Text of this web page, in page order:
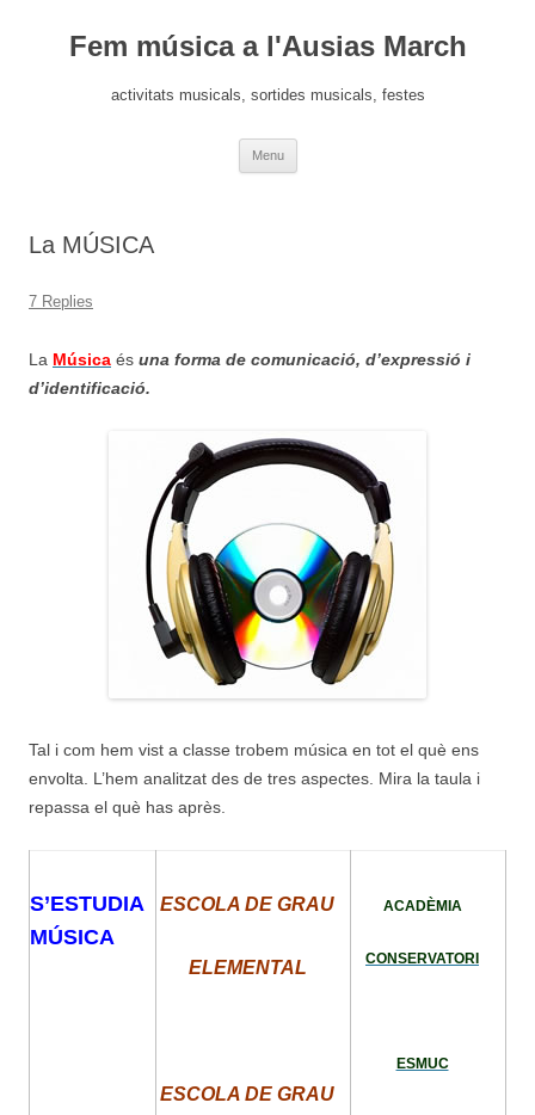
Fem música a l'Ausias March
activitats musicals, sortides musicals, festes
Menu
La MÚSICA
7 Replies
La Música és una forma de comunicació, d’expressió i
d’identificació.
Tal i com hem vist a classe trobem música en tot el què ens
envolta. L’hem analitzat des de tres aspectes. Mira la taula i
repassa el què has après.
S’ESTUDIA
MÚSICA
ESCOLA DE GRAU
ELEMENTAL
ESCOLA DE GRAU
ACADÈMIA
CONSERVATORI
ESMUC